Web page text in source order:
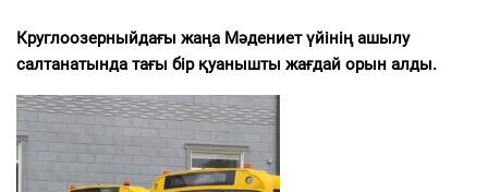
Круглоозерныйдағы жаңа Мәдениет үйінің ашылу
салтанатында тағы бір қуанышты жағдай орын алды.